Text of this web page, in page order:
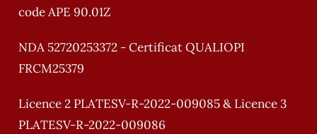
code APE 90.01Z
NDA 52720253372 - Certificat QUALIOPI
FRCM25379
Licence 2 PLATESV-R-2022-009085 & Licence 3
PLATESV-R-2022-009086